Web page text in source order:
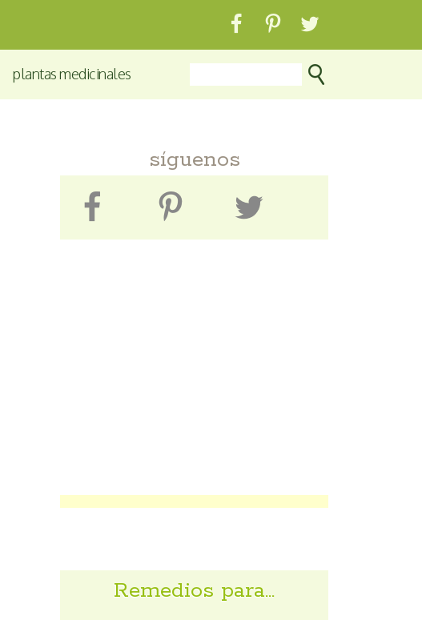
plantas medicinales
síguenos
Remedios para…